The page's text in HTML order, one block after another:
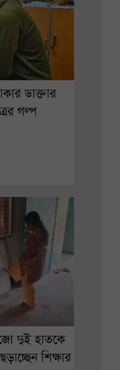
ডাক্তার
গল্প
দুই হাতকে
শিক্ষার